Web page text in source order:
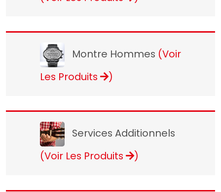
Montre Hommes (Voir
Les Produits
)
Services Additionnels
(Voir Les Produits
)